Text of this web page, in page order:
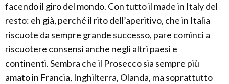
facendo il giro del mondo. Con tutto il made in Italy del
resto: eh già, perché il rito dell’aperitivo, che in Italia
riscuote da sempre grande successo, pare cominci a
riscuotere consensi anche negli altri paesi e
continenti. Sembra che il Prosecco sia sempre più
amato in Francia, Inghilterra, Olanda, ma soprattutto